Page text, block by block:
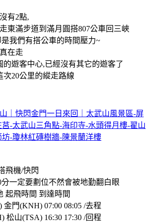
有2點,
東滿步道到滿月圓搭807公車回三峽
我們有搭公車的時間壓力~
在走
的遊客中心,已經沒有其它的遊客了
次20公里的縱走路線
｜快閃金門一日來回｜太武山風景區-屏
-太武山三角點-海印寺-水頭得月樓-翟山
-瓊林紅磚樹牆-陳景蘭洋樓
飛機/快閃
一定要劃位不然會被地勤翻白眼
起飛時間 到達時間
金門(KNH) 07:00 08:05 /去程
松山(TSA) 16:30 17:30 /回程